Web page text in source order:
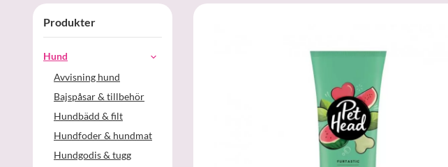
Produkter
Hund
Avvisning hund
Bajspåsar & tillbehör
Hundbädd & filt
Hundfoder & hundmat
Hundgodis & tugg